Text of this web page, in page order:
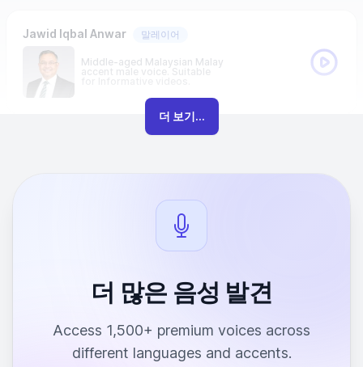
Jawid Iqbal Anwar 말레이어
Middle-aged Malaysian Malay
accent male voice. Suitable
더 보기...
더 많은 음성 발견
Access 1,500+ premium voices across
different languages and accents.